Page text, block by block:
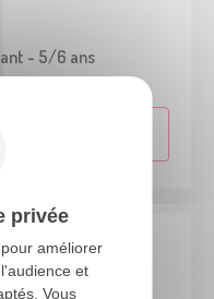
- 5/6 ans
privée
améliorer
et
Vous